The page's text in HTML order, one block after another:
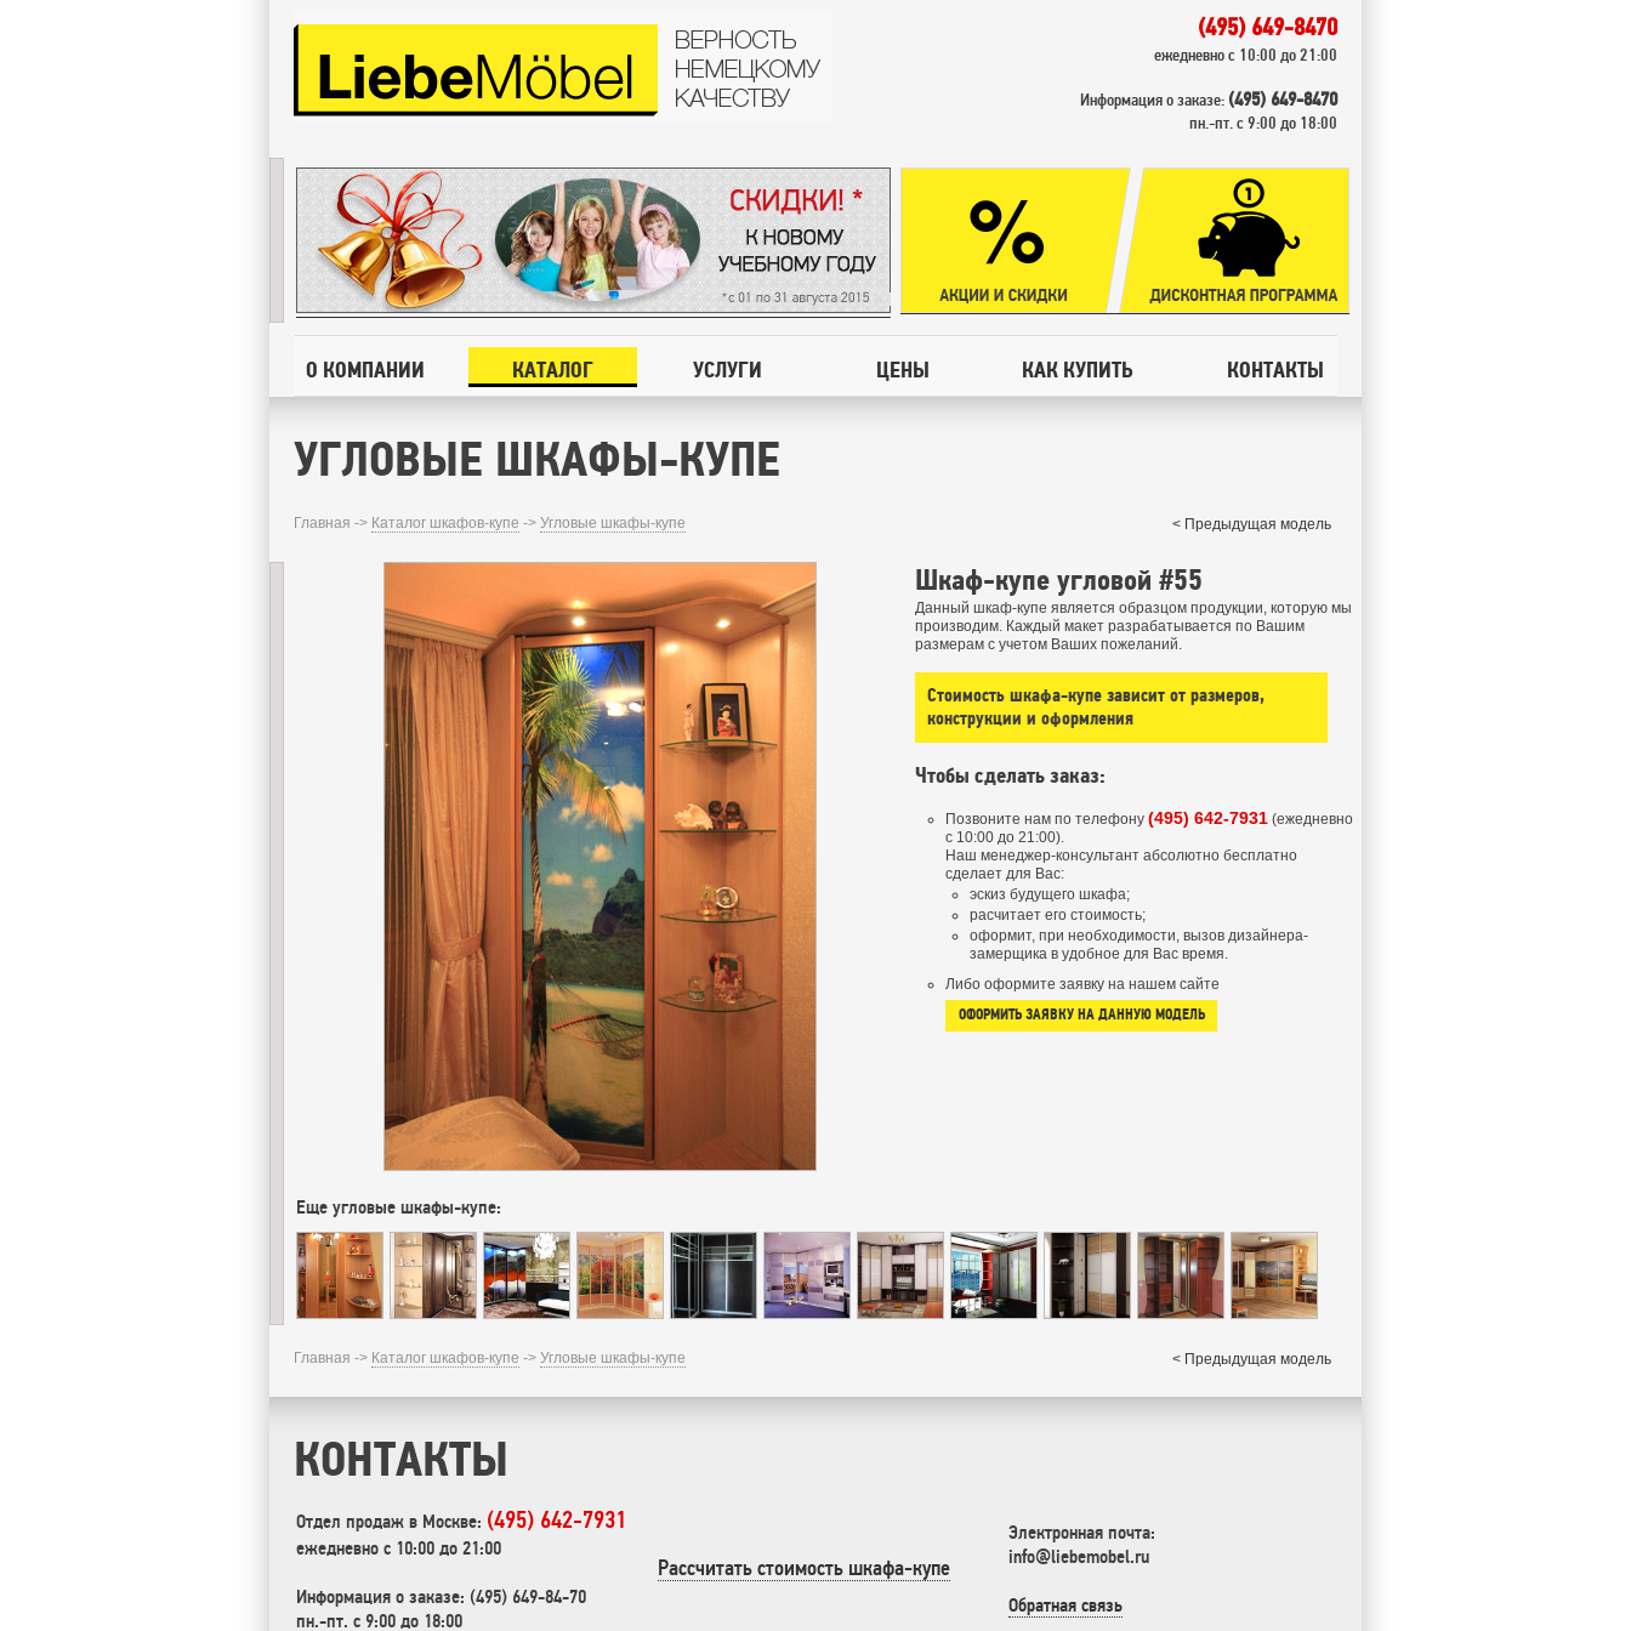
(495) 649-8470
ежедневно с 10:00 до 21:00
Информация о заказе:(495) 649-8470
пн.-пт. с 9:00 до 18:00
О КОМПАНИИ КАТАЛОГ УСЛУГИ ЦЕНЫ КАК КУПИТЬ КОНТАКТЫ
УГЛОВЫЕ ШКАФЫ-КУПЕ
Главная -> Каталог шкафов-купе -> Угловые шкафы-купе < Предыдущая модель
Шкаф-купе угловой #55
Данный шкаф-купе является образцом продукции, которую мы
производим. Каждый макет разрабатывается по Вашим
размерам с учетом Ваших пожеланий.
Стоимость шкафа-купе зависит от размеров,
конструкции и оформления
Чтобы сделать заказ:
Позвоните нам по телефону (495) 642-7931 (ежедневно
с 10:00 до 21:00).
Наш менеджер-консультант абсолютно бесплатно
сделает для Вас:
эскиз будущего шкафа;
расчитает его стоимость;
оформит, при необходимости, вызов дизайнера-
замерщика в удобное для Вас время.
Либо оформите заявку на нашем сайте
ОФОРМИТЬ ЗАЯВКУ НА ДАННУЮ МОДЕЛЬ
Еще угловые шкафы-купе:
Главная -> Каталог шкафов-купе -> Угловые шкафы-купе < Предыдущая модель
КОНТАКТЫ
Отдел продаж в Москве: (495) 642-7931
ежедневно с 10:00 до 21:00
Информация о заказе: (495) 649-84-70
пн.-пт. с 9:00 до 18:00
Рассчитать стоимость шкафа-купе
Электронная почта:
info@liebemobel.ru
Обратная связь